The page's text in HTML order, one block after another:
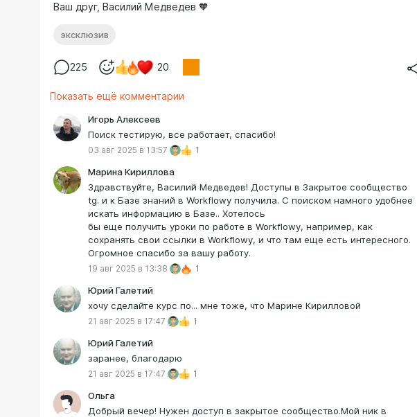
Ваш друг, Василий Медведев 🧡
эксклюзив
225 20
Показать ещё комментарии
Игорь Алексеев
Поиск тестирую, все работает, спасибо!
03 авг 2025 в 13:57 1
Марина Кириллова
Здравствуйте, Василий Медведев! Доступы в Закрытое сообщество
tg. и к Базе знаний в Workflowy получила. С поиском намного удобнее
искать информацию в Базе.. Хотелось
бы еще получить уроки по работе в Workflowy, например, как
сохранять свои ссылки в Workflowy, и что там еще есть интересного.
Огромное спасибо за вашу работу.
19 авг 2025 в 13:38 1
Юрий Галетий
хочу сделайте курс по... мне тоже, что Марине Кирилловой
21 авг 2025 в 17:47 1
Юрий Галетий
заранее, благодарю
21 авг 2025 в 17:47 1
Ольга
Добрый вечер! Нужен доступ в закрытое сообщество.Мой ник в